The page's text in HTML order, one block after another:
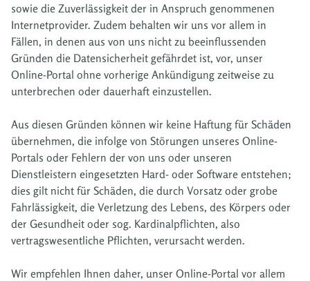
sowie die Zuverlässigkeit der in Anspruch genommenen
Internetprovider. Zudem behalten wir uns vor allem in
Fällen, in denen aus von uns nicht zu beeinflussenden
Gründen die Datensicherheit gefährdet ist, vor, unser
Online-Portal ohne vorherige Ankündigung zeitweise zu
unterbrechen oder dauerhaft einzustellen.
Aus diesen Gründen können wir keine Haftung für Schäden
übernehmen, die infolge von Störungen unseres Online-
Portals oder Fehlern der von uns oder unseren
Dienstleistern eingesetzten Hard- oder Software entstehen;
dies gilt nicht für Schäden, die durch Vorsatz oder grobe
Fahrlässigkeit, die Verletzung des Lebens, des Körpers oder
der Gesundheit oder sog. Kardinalpflichten, also
vertragswesentliche Pflichten, verursacht werden.
Wir empfehlen Ihnen daher, unser Online-Portal vor allem